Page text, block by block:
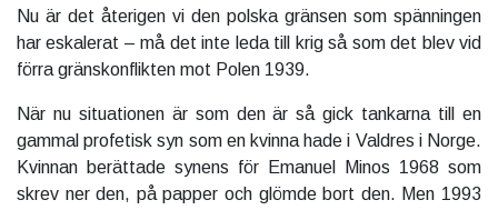
Nu är det återigen vi den polska gränsen som spänningen
har eskalerat – må det inte leda till krig så som det blev vid
förra gränskonflikten mot Polen 1939.
När nu situationen är som den är så gick tankarna till en
gammal profetisk syn som en kvinna hade i Valdres i Norge.
Kvinnan berättade synens för Emanuel Minos 1968 som
skrev ner den, på papper och glömde bort den. Men 1993